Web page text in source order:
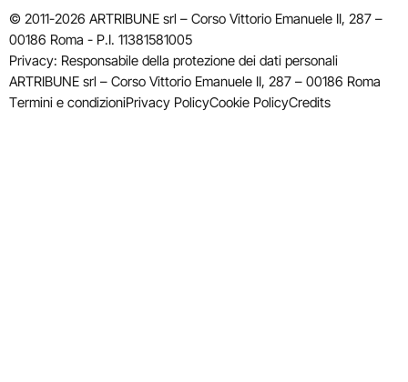
© 2011-2026 ARTRIBUNE srl – Corso Vittorio Emanuele II, 287 –
00186 Roma - P.I. 11381581005
Privacy: Responsabile della protezione dei dati personali
ARTRIBUNE srl – Corso Vittorio Emanuele II, 287 – 00186 Roma
Termini e condizioniPrivacy PolicyCookie PolicyCredits